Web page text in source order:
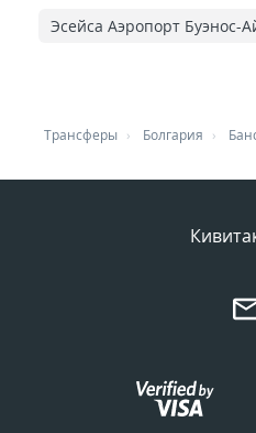
Эсейса Аэропорт Буэнос-
Трансферы Болгария